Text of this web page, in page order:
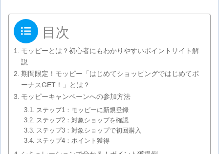
目次
モッピーとは？初心者にもわかりやすいポイントサイト解
説
期間限定！モッピー「はじめてショッピングではじめてボ
ーナスGET！」とは？
モッピーキャンペーンへの参加方法
ステップ1：モッピーに新規登録
ステップ2：対象ショップを確認
ステップ3：対象ショップで初回購入
ステップ4：ポイント獲得